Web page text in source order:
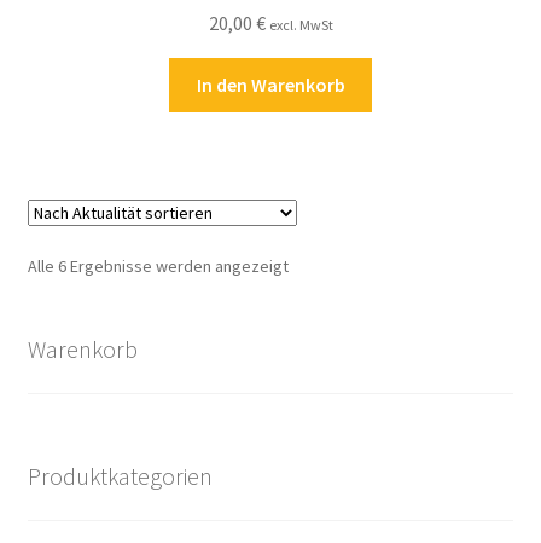
20,00 € excl. MwSt
In den Warenkorb
Alle 6 Ergebnisse werden angezeigtNach
Warenkorb
Produktkategorien